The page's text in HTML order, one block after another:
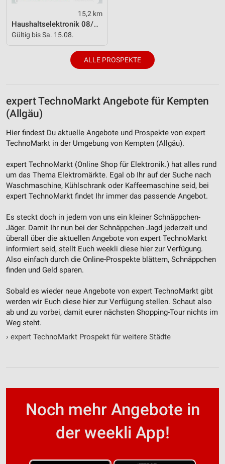
15,2 km
Haushaltselektronik 08/2026
Gültig bis Sa. 15.08.
ALLE PROSPEKTE
expert TechnoMarkt Angebote für Kempten
(Allgäu)
Hier findest Du aktuelle Angebote und Prospekte von expert
TechnoMarkt in der Umgebung von Kempten (Allgäu).
expert TechnoMarkt (Online Shop für Elektronik.) hat alles rund
um das Thema Elektromärkte. Egal ob Ihr auf der Suche nach
Waschmaschine, Kühlschrank oder Kaffeemaschine seid, bei
expert TechnoMarkt findet Ihr immer das passende Angebot.
Es steckt doch in jedem von uns ein kleiner Schnäppchen-
Jäger. Damit Ihr nun bei der Schnäppchen-Jagd jederzeit und
überall über die aktuellen Angebote von expert TechnoMarkt
informiert seid, stellt Euch weekli diese hier zur Verfügung.
Also einfach durch die Online-Prospekte blättern, Schnäppchen
finden und Geld sparen.
Sobald es wieder neue Angebote von expert TechnoMarkt gibt
werden wir Euch diese hier zur Verfügung stellen. Schaut also
ab und zu vorbei, damit eurer nächsten Shopping-Tour nichts im
Weg steht.
› expert TechnoMarkt Prospekt für weitere Städte
Noch mehr Angebote in
der weekli App!
Analyse von Zielgruppen durch Statistiken oder
Kombinationen von Daten aus verschiedenen
Quellen
Verwendung reduzierter Daten zur Auswahl von
Verwendung genauer Standortdaten
Informationen identifizieren
Nicht-IAB-Verarbeitungszwecke:
Notwendig
Performance
Werbung